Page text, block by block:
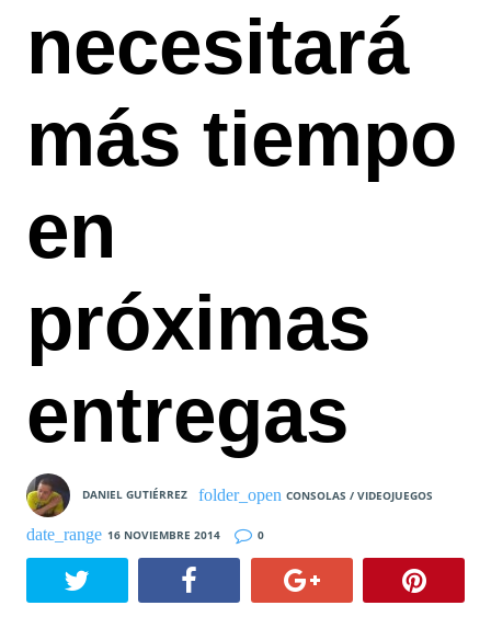
necesitará
más tiempo
en
próximas
entregas
DANIEL GUTIÉRREZ CONSOLAS / VIDEOJUEGOS
16 NOVIEMBRE 2014 0